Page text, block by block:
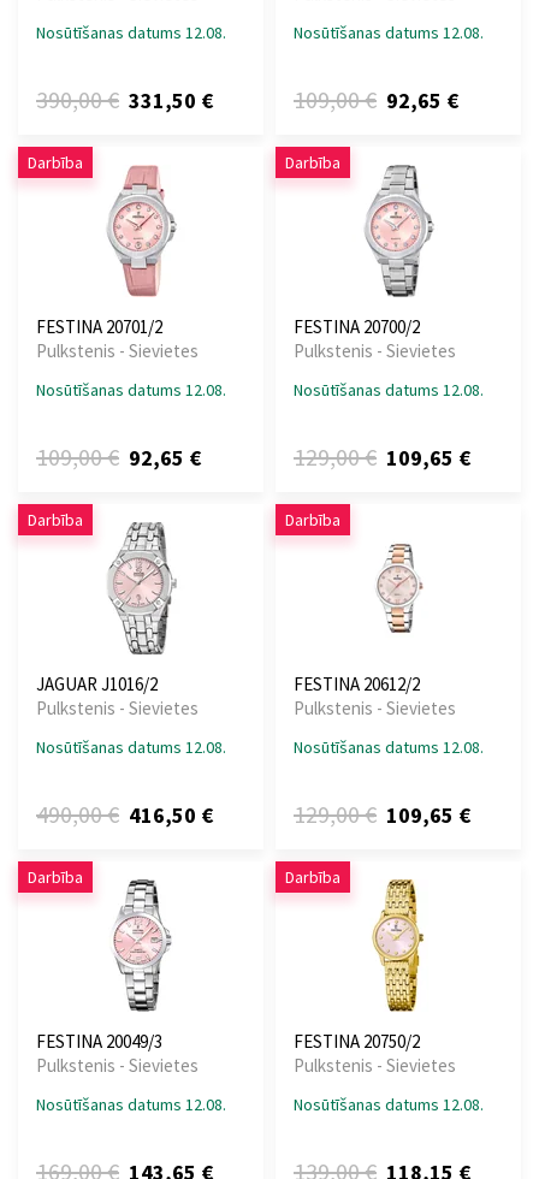
Nosūtīšanas datums 12.08.
390,00 € 331,50 €
Nosūtīšanas datums 12.08.
109,00 € 92,65 €
Darbība
FESTINA 20701/2
Pulkstenis - Sievietes
Nosūtīšanas datums 12.08.
109,00 € 92,65 €
Darbība
FESTINA 20700/2
Pulkstenis - Sievietes
Nosūtīšanas datums 12.08.
129,00 € 109,65 €
Darbība
JAGUAR J1016/2
Pulkstenis - Sievietes
Nosūtīšanas datums 12.08.
490,00 € 416,50 €
Darbība
FESTINA 20612/2
Pulkstenis - Sievietes
Nosūtīšanas datums 12.08.
129,00 € 109,65 €
Darbība
FESTINA 20049/3
Pulkstenis - Sievietes
Nosūtīšanas datums 12.08.
169,00 € 143,65 €
Darbība
FESTINA 20750/2
Pulkstenis - Sievietes
Nosūtīšanas datums 12.08.
139,00 € 118,15 €